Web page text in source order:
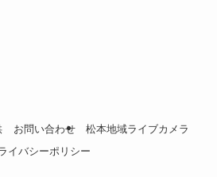
お問い合わせ
松本地域ライブカメラ
イバシーポリシー